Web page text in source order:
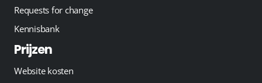
Requests for change
Kennisbank
Prijzen
Website kosten